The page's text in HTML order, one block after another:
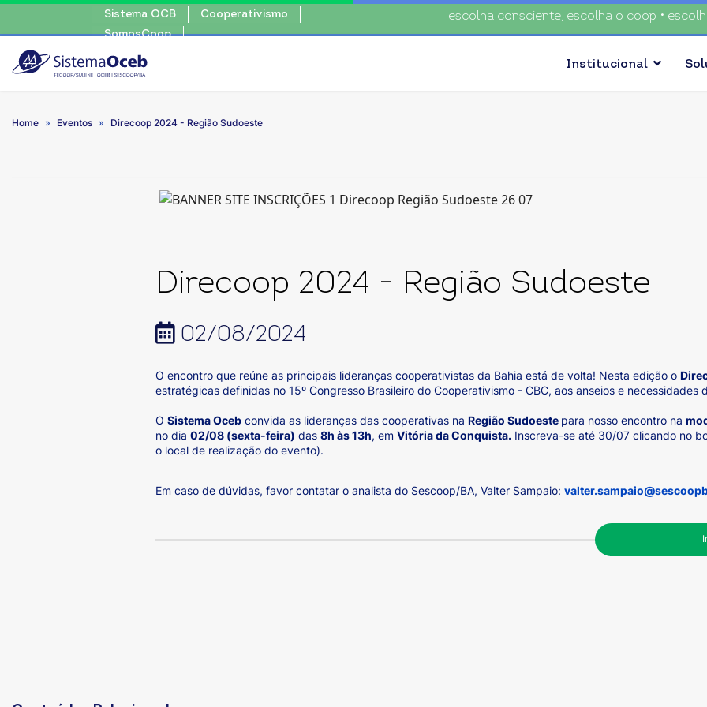
Sistema OCB
Cooperativismo
SomosCoop
escolha consciente, escolha o coop • escolha
Institucional
Home Eventos Direcoop 2024 - Região Sudoeste
Direcoop 2024 - Região Sudoeste
02/08/2024
O encontro que reúne as principais lideranças cooperativistas da Bahia está de volta! Nesta edição o
estratégicas definidas no 15º Congresso Brasileiro do Cooperativismo - CBC, aos anseios e necessidades
O Sistema Oceb convida as lideranças das cooperativas na Região Sudoeste para nosso encontro na
no dia 02/08 (sexta-feira) das 8h às 13h, em Vitória da Conquista. Inscreva-se até 30/07 clicando no
o local de realização do evento).
Em caso de dúvidas, favor contatar o analista do Sescoop/BA, Valter Sampaio: